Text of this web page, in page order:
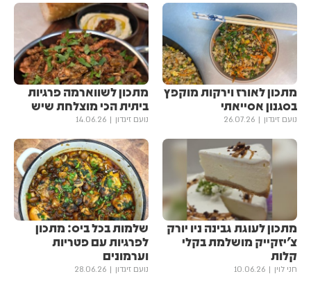
מתכון לאורז וירקות מוקפץ
בסגנון אסייאתי
נועם זיגדון 26.07.26
מתכון לשווארמה פרגיות
ביתית הכי מוצלחת שיש
נועם זיגדון 14.06.26
מתכון לעוגת גבינה ניו יורק
צ'יזקייק מושלמת בקלי
קלות
חני לוין 10.06.26
שלמות בכל ביס: מתכון
לפרגיות עם פטריות
וערמונים
נועם זיגדון 28.06.26